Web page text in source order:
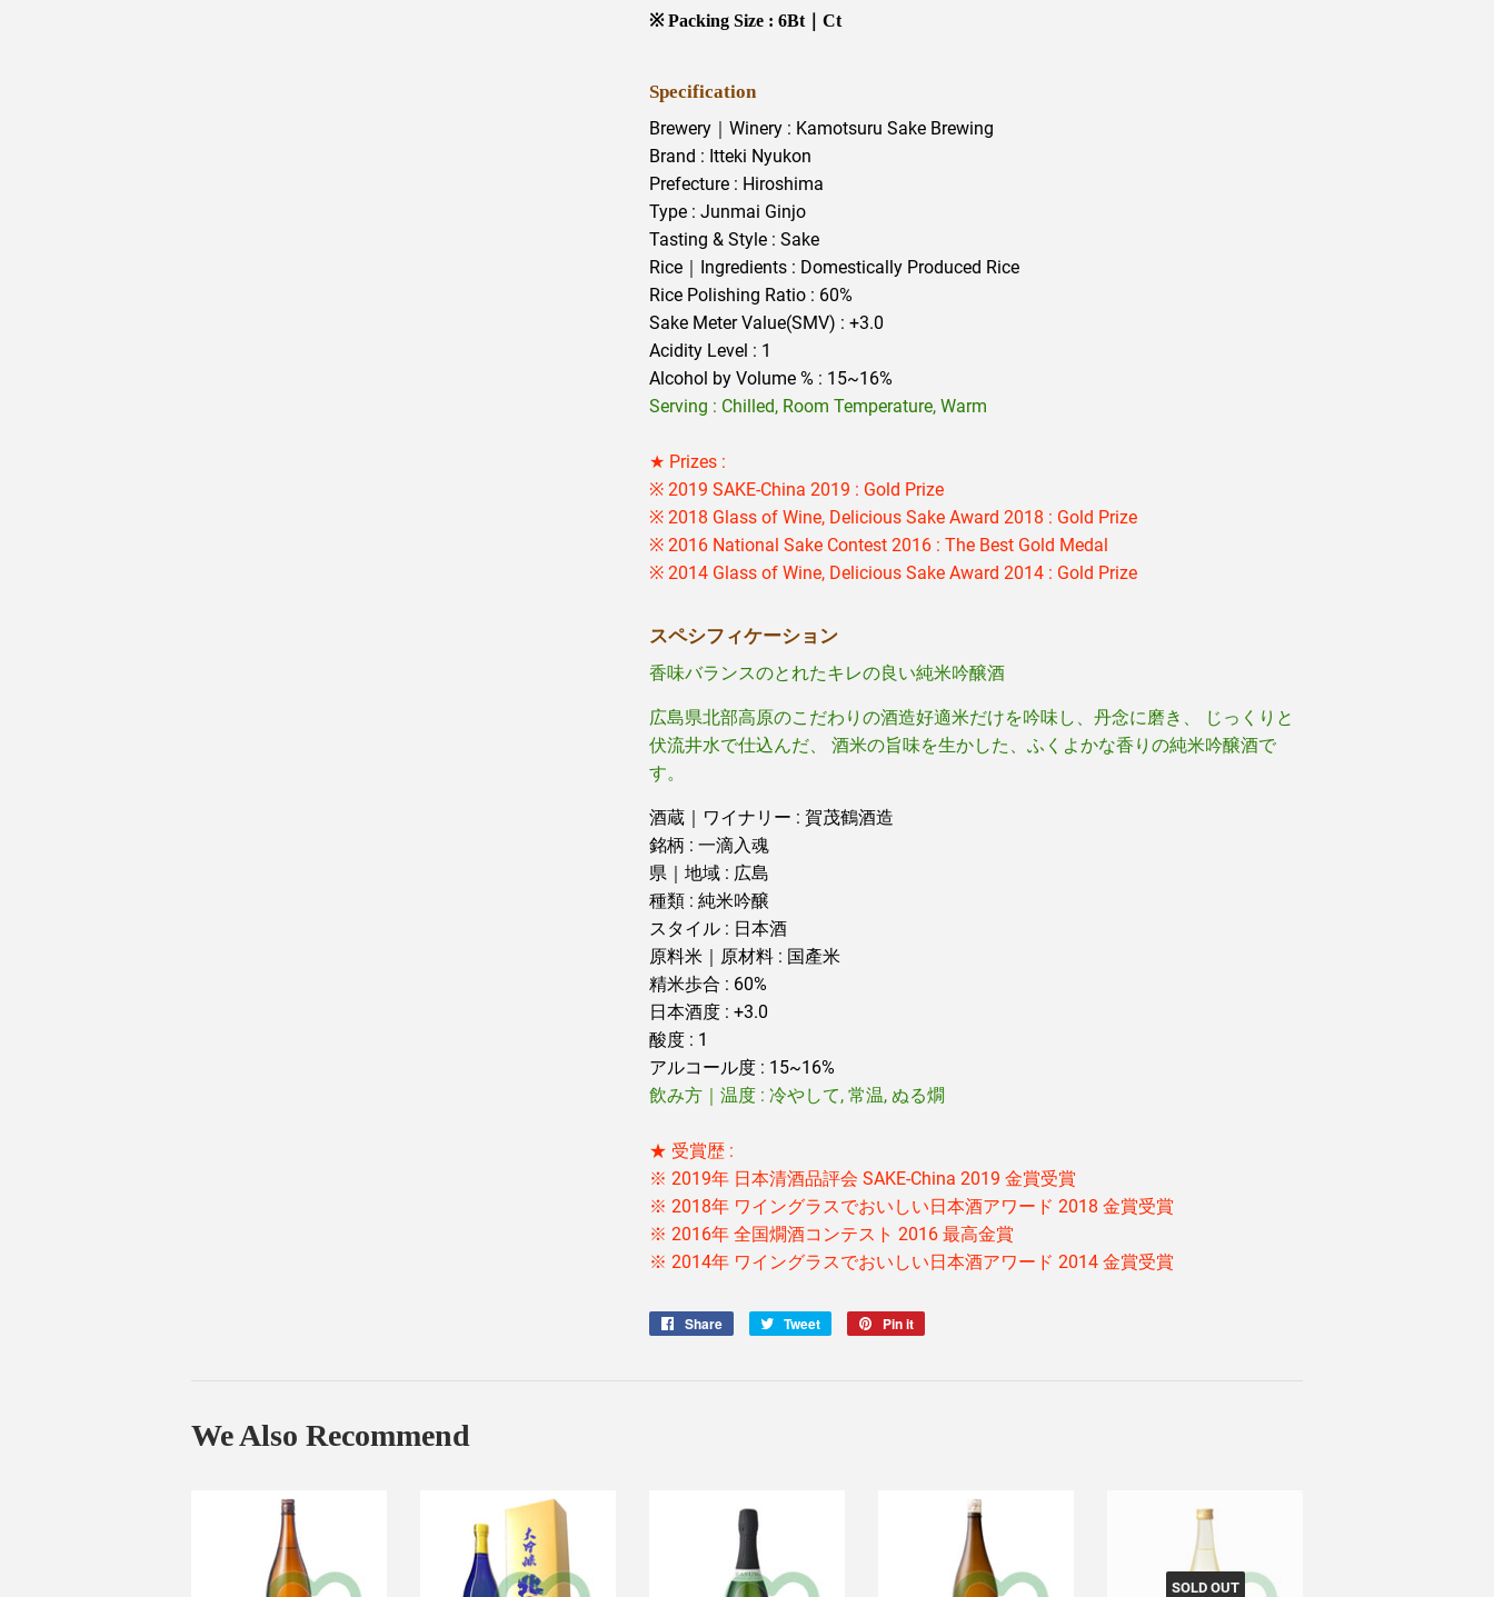
※ Packing Size : 6Bt｜Ct
Specification
Brewery｜Winery : Kamotsuru Sake Brewing
Brand : Itteki Nyukon
Prefecture : Hiroshima
Type : Junmai Ginjo
Tasting & Style : Sake
Rice｜Ingredients : Domestically Produced Rice
Rice Polishing Ratio : 60%
Sake Meter Value(SMV) : +3.0
Acidity Level : 1
Alcohol by Volume % : 15~16%
Serving : Chilled, Room Temperature, Warm
★ Prizes :
※ 2019 SAKE-China 2019 : Gold Prize
※ 2018 Glass of Wine, Delicious Sake Award 2018 : Gold Prize
※ 2016 National Sake Contest 2016 : The Best Gold Medal
※ 2014 Glass of Wine, Delicious Sake Award 2014 : Gold Prize
スペシフィケーション
香味バランスのとれたキレの良い純米吟醸酒
広島県北部高原のこだわりの酒造好適米だけを吟味し、丹念に磨き、 じっくりと
伏流井水で仕込んだ、 酒米の旨味を生かした、ふくよかな香りの純米吟醸酒で
す。
酒蔵｜ワイナリー : 賀茂鶴酒造
銘柄 : 一滴入魂
県｜地域 : 広島
種類 : 純米吟醸
スタイル : 日本酒
原料米｜原材料 : 国產米
精米歩合 : 60%
日本酒度 : +3.0
酸度 : 1
アルコール度 : 15~16%
飲み方｜温度 : 冷やして, 常温, ぬる燗
★ 受賞歴 :
※ 2019年 日本清酒品評会 SAKE-China 2019 金賞受賞
※ 2018年 ワイングラスでおいしい日本酒アワード 2018 金賞受賞
※ 2016年 全国燗酒コンテスト 2016 最高金賞
※ 2014年 ワイングラスでおいしい日本酒アワード 2014 金賞受賞
Share
Share
Tweet
Tweet
Pin it
We Also Recommend
SOLD OUT